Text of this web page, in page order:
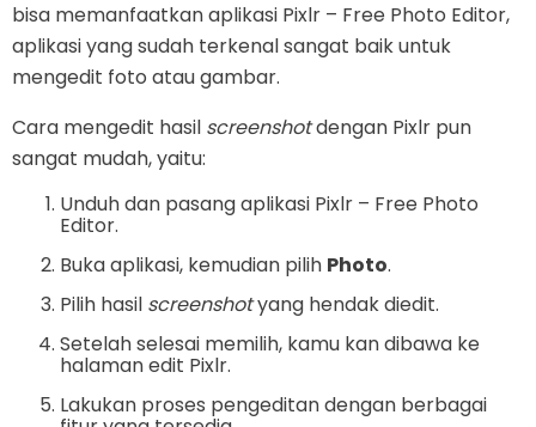
bisa memanfaatkan aplikasi Pixlr – Free Photo Editor,
aplikasi yang sudah terkenal sangat baik untuk
mengedit foto atau gambar.
Cara mengedit hasil screenshotdengan Pixlr pun
sangat mudah, yaitu:
Unduh dan pasang aplikasi Pixlr – Free Photo
Editor.
Buka aplikasi, kemudian pilih Photo.
Pilih hasil screenshotyang hendak diedit.
Setelah selesai memilih, kamu kan dibawa ke
halaman edit Pixlr.
Lakukan proses pengeditan dengan berbagai